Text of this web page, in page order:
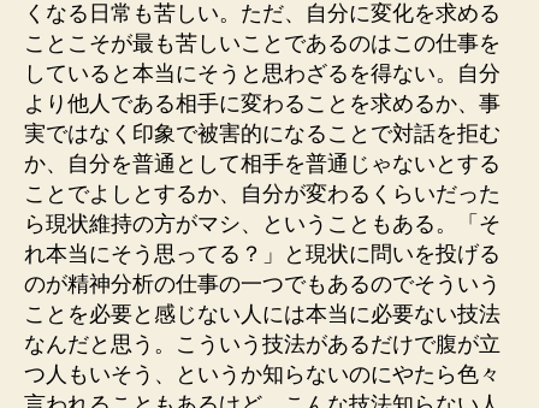
くなる日常も苦しい。ただ、自分に変化を求める
ことこそが最も苦しいことであるのはこの仕事を
していると本当にそうと思わざるを得ない。自分
より他人である相手に変わることを求めるか、事
実ではなく印象で被害的になることで対話を拒む
か、自分を普通として相手を普通じゃないとする
ことでよしとするか、自分が変わるくらいだった
ら現状維持の方がマシ、ということもある。「そ
れ本当にそう思ってる？」と現状に問いを投げる
のが精神分析の仕事の一つでもあるのでそういう
ことを必要と感じない人には本当に必要ない技法
なんだと思う。こういう技法があるだけで腹が立
つ人もいそう、というか知らないのにやたら色々